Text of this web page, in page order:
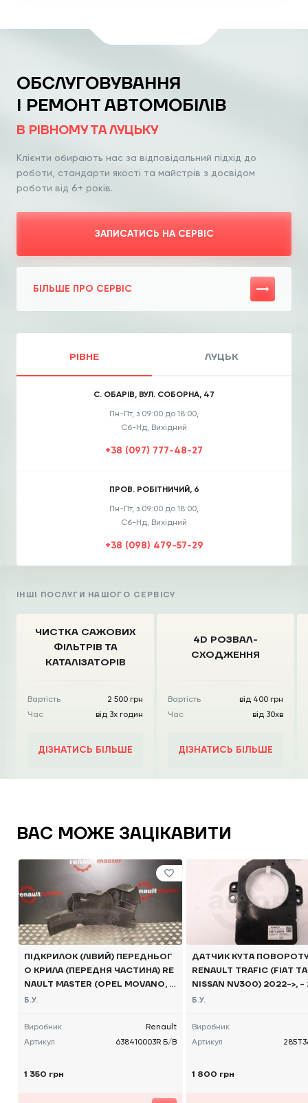
ОБСЛУГОВУВАННЯ
І РЕМОНТ АВТОМОБІЛІВ
В РІВНОМУ ТА ЛУЦЬКУ
Клієнти обирають нас за відповідальний підхід до
роботи, стандарти якості та майстрів з досвідом
роботи від 6+ років.
ЗАПИСАТИСЬ НА СЕРВІС
БІЛЬШЕ ПРО СЕРВІС
РІВНЕ ЛУЦЬК
С. ОБАРІВ, ВУЛ. СОБОРНА, 47
Пн-Пт, з 09:00 до 18:00,
Сб-Нд, Вихідний
+38 (097) 777-48-27
ПРОВ. РОБІТНИЧИЙ, 6
Пн-Пт, з 09:00 до 18:00,
Сб-Нд, Вихідний
+38 (098) 479-57-29
ІНШІ ПОСЛУГИ НАШОГО СЕРВІСУ
ЧИСТКА CАЖОВИХ
ФІЛЬТРІВ ТА
КАТАЛІЗАТОРІВ
Вартість
2 500 грн
Час
від 3х годин
ДІЗНАТИСЬ БІЛЬШЕ
4D РОЗВАЛ-
СХОДЖЕННЯ
Вартість
від 400 грн
Час
від 30хв
ДІЗНАТИСЬ БІЛЬШЕ
ВАС МОЖЕ ЗАЦІКАВИТИ
ПІДКРИЛОК (ЛІВИЙ) ПЕРЕДНЬОГ
О КРИЛА (ПЕРЕДНЯ ЧАСТИНА) RE
NAULT MASTER (OPEL MOVANO, N
ISSAN NV400) 2010 -, 638410003
Б.У.
Виробник
Renault
Артикул
638410003R Б/В
1 350 грн
ДАТЧИК КУТА
RENAULT TRAFIC (FIAT
NISSAN NV300) 2022->, -
451R Б/В
Б.У.
Виробник
Артикул
1 800 грн